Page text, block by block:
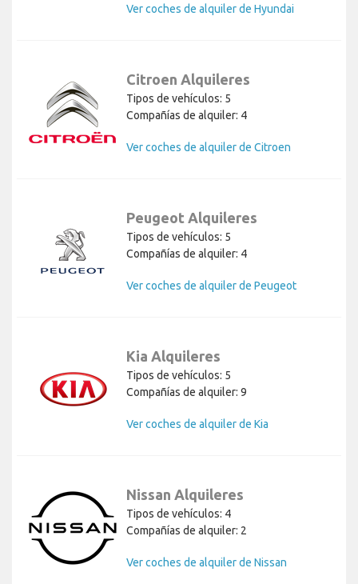
Ver coches de alquiler de Hyundai
Citroen Alquileres
Tipos de vehículos: 5
Compañías de alquiler: 4
Ver coches de alquiler de Citroen
Peugeot Alquileres
Tipos de vehículos: 5
Compañías de alquiler: 4
Ver coches de alquiler de Peugeot
Kia Alquileres
Tipos de vehículos: 5
Compañías de alquiler: 9
Ver coches de alquiler de Kia
Nissan Alquileres
Tipos de vehículos: 4
Compañías de alquiler: 2
Ver coches de alquiler de Nissan